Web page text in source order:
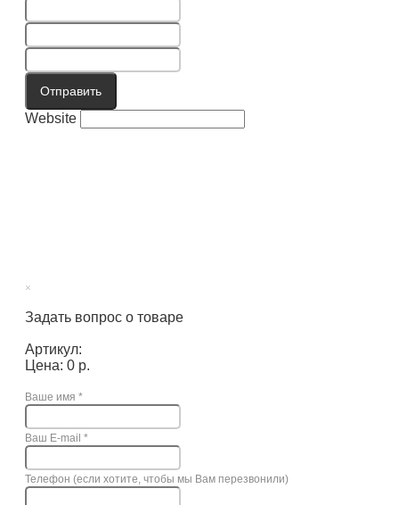
Отправить
Website
×
Задать вопрос о товаре
Артикул:
Цена: 0 р.
Ваше имя *
Ваш E-mail *
Телефон (если хотите, чтобы мы Вам перезвонили)